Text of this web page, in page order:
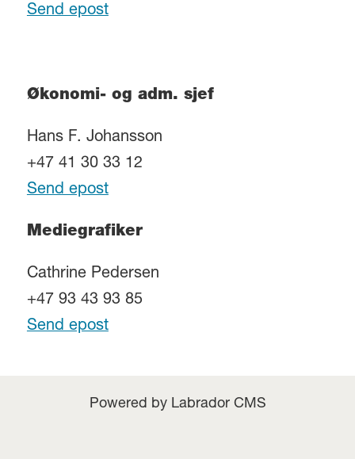
Send epost
Økonomi- og adm. sjef
Hans F. Johansson
+47 41 30 33 12
Send epost
Mediegrafiker
Cathrine Pedersen
+47 93 43 93 85
Send epost
Powered by Labrador CMS